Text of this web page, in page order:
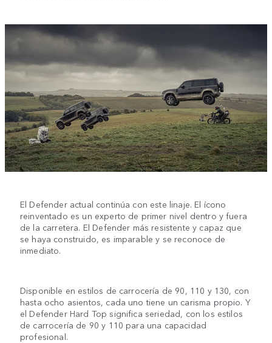
El Defender actual continúa con este linaje. El ícono
reinventado es un experto de primer nivel dentro y fuera
de la carretera. El Defender más resistente y capaz que
se haya construido, es imparable y se reconoce de
inmediato.
Disponible en estilos de carrocería de 90, 110 y 130, con
hasta ocho asientos, cada uno tiene un carisma propio. Y
el Defender Hard Top significa seriedad, con los estilos
de carrocería de 90 y 110 para una capacidad
profesional.